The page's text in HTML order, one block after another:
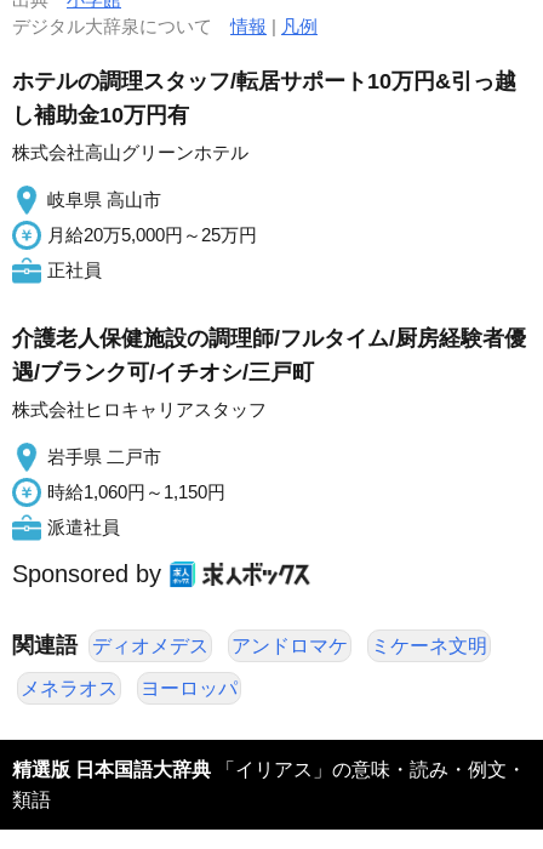
デジタル大辞泉について情報 | 凡例
ホテルの調理スタッフ/転居サポート10万円&引っ越
し補助金10万円有
株式会社高山グリーンホテル
岐阜県 高山市
月給20万5,000円～25万円
正社員
介護老人保健施設の調理師/フルタイム/厨房経験者優
遇/ブランク可/イチオシ/三戸町
株式会社ヒロキャリアスタッフ
岩手県 二戸市
時給1,060円～1,150円
派遣社員
Sponsored by
関連語 ディオメデス アンドロマケ ミケーネ文明
メネラオス ヨーロッパ
精選版 日本国語大辞典 「イリアス」の意味・読み・例文・
類語